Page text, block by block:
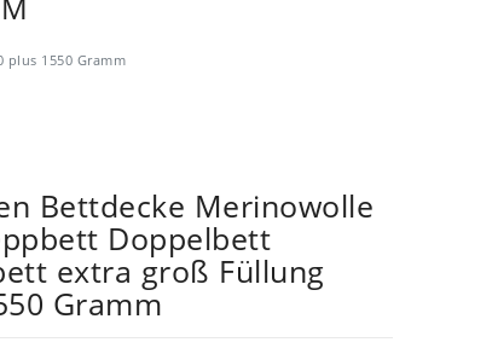
1550 Gramm
Bettdecke Merinowolle
Doppelbett
extra groß Füllung
Gramm